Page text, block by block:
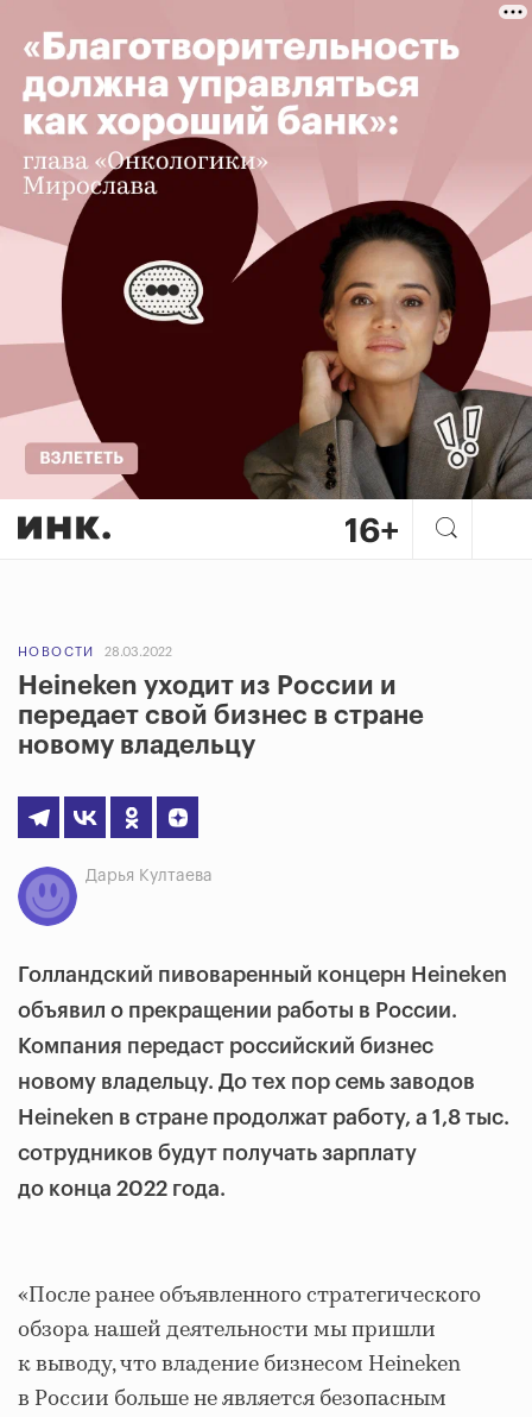
НОВОСТИ 28.03.2022
Heineken уходит из России и
передает свой бизнес в стране
новому владельцу
Дарья Култаева
Голландский пивоваренный концерн Heineken
объявил о прекращении работы в России.
Компания передаст российский бизнес
новому владельцу. До тех пор семь заводов
Heineken в стране продолжат работу, а 1,8 тыс.
сотрудников будут получать зарплату
до конца 2022 года.
«После ранее объявленного стратегического
обзора нашей деятельности мы пришли
к выводу, что владение бизнесом Heineken
в России больше не является безопасным